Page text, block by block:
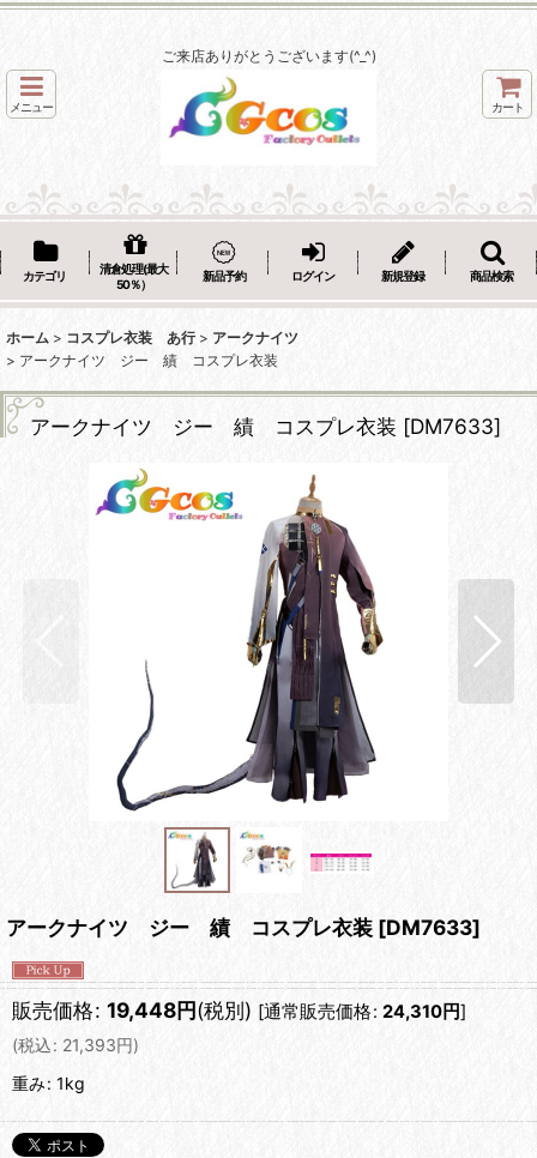
ご来店ありがとうございます(^_^)
メニュー カート
カテゴリ
清倉処理(最大
50％）
新品予約 ログイン 新規登録 商品検索
ホーム > コスプレ衣装 あ行 > アークナイツ
> アークナイツ ジー 績 コスプレ衣装
アークナイツ ジー 績 コスプレ衣装 [DM7633]
アークナイツ ジー 績 コスプレ衣装 [DM7633]
販売価格: 19,448円(税別) [通常販売価格: 24,310円]
(税込: 21,393円)
重み: 1kg